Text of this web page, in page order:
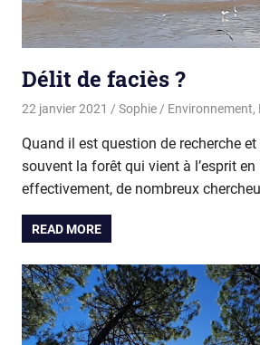
Délit de faciès ?
22 janvier 2021 Sophie Environnement,
Quand il est question de recherche et
souvent la forêt qui vient à l’esprit en
effectivement, de nombreux
READ MORE